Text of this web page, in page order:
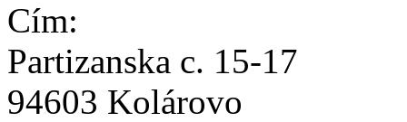
Cím:
Partizanska c. 15-17
94603 Kolárovo